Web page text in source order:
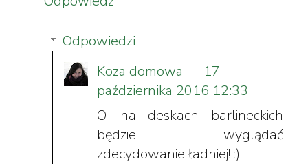
Odpowiedzi
Koza domowa
17
października 2016 12:33
O, na deskach barlineckich
będzie wyglądać
zdecydowanie ładniej! :)